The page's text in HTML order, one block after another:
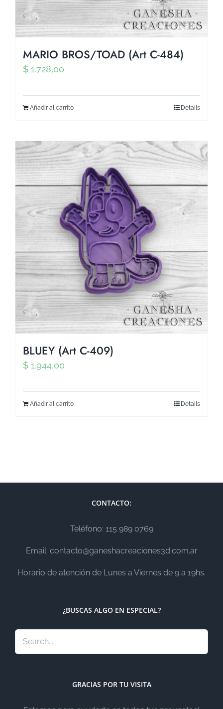
MARIO BROS/TOAD (Art C-484)
$ 1.728,00
Añadir al carrito Details
BLUEY (Art C-409)
$ 1.944,00
Añadir al carrito Details
CONTACTO:
Teléfono: 115 989 0769
Email: contacto@ganeshacreaciones3d.com.ar
Horario de atención de Lunes a Viernes de 9 a 19hs.
¿BUSCAS ALGO EN ESPECIAL?
GRACIAS POR TU VISITA